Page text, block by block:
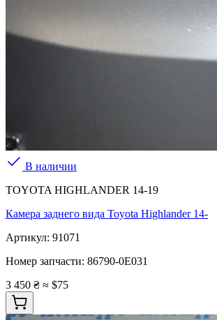
В наличии
TOYOTA HIGHLANDER 14-19
Камера заднего вида Toyota Highlander 14-
Артикул: 91071
Номер запчасти: 86790-0E031
3 450 ₴ ≈ $75